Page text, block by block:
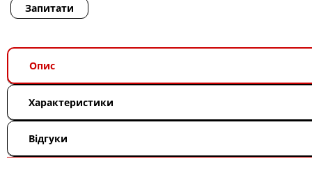
Запитати
Опис
Характеристики
Відгуки